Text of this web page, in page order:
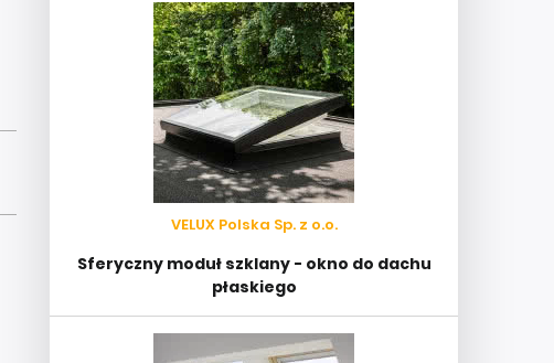
VELUX Polska Sp. z o.o.
Sferyczny moduł szklany - okno do dachu
płaskiego